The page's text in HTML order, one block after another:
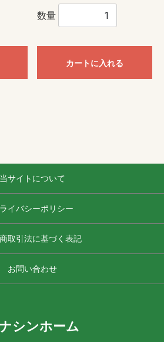
数量
カートに入れる
当サイトについて
イバシーポリシー
取引法に基づく表記
お問い合わせ
シンホーム